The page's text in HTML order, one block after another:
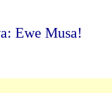
Ewe Musa!